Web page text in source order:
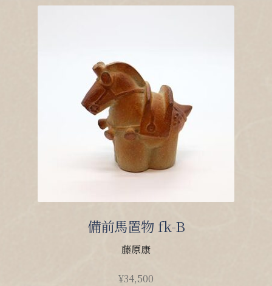
備前馬置物 fk-B
藤原康
¥34,500